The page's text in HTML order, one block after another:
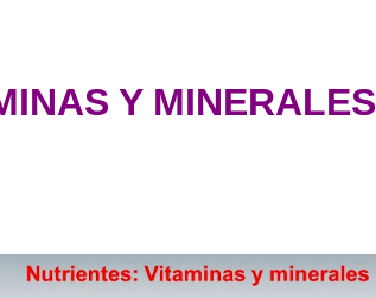
Y MINERALES